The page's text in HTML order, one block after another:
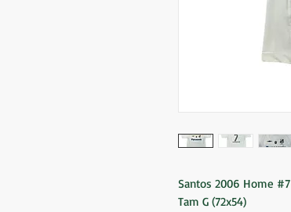
Santos 2006 Home #7
Tam G (72x54)